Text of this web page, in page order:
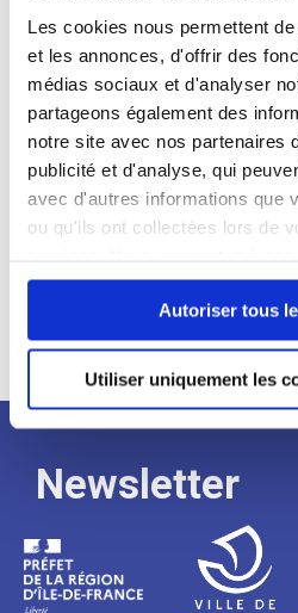
Les cookies nous permettent
et les annonces, d'offrir des
médias sociaux et d'analyser
partageons également des
notre site avec nos partenaires
publicité et d'analyse, qui
avec d'autres informations que
ou qu'ils ont collectées lors de
continuez à utiliser notre site
Autoriser tous
Utiliser uniquement les
Qualifications et diplômes :
Profil recherché :
Expérience :
de
Newsletter